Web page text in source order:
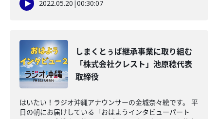
2022.05.20 |00:30:07
しまくとぅば継承事業に取り組む
「株式会社クレスト」池原稔代表
取締役
はいたい！ラジオ沖縄アナウンサーの金城奈々絵です。 平
日の朝にお届けしている「おはようインタビューパート